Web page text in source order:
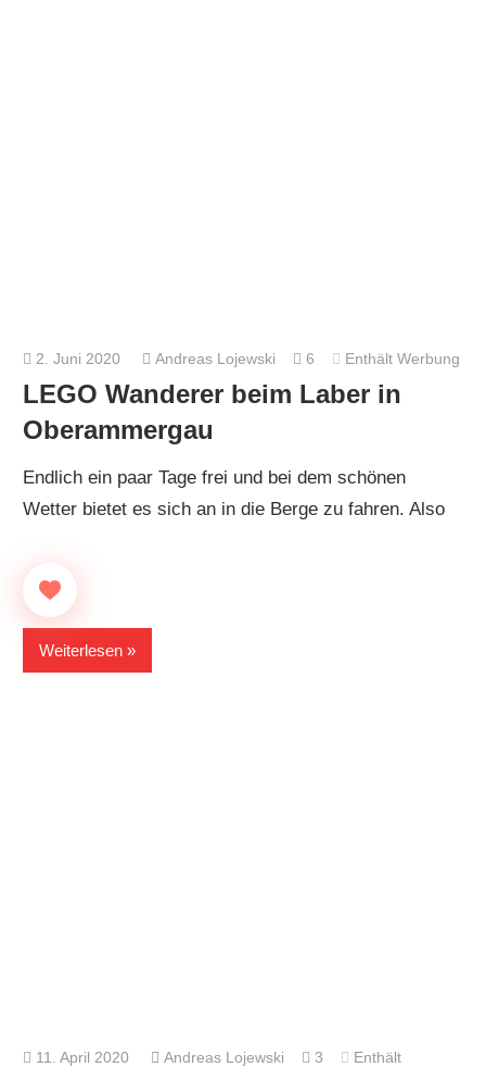
2. Juni 2020 Andreas Lojewski 6 Enthält Werbung
LEGO Wanderer beim Laber in
Oberammergau
Endlich ein paar Tage frei und bei dem schönen
Wetter bietet es sich an in die Berge zu fahren. Also
Weiterlesen
11. April 2020 Andreas Lojewski 3
Enthält